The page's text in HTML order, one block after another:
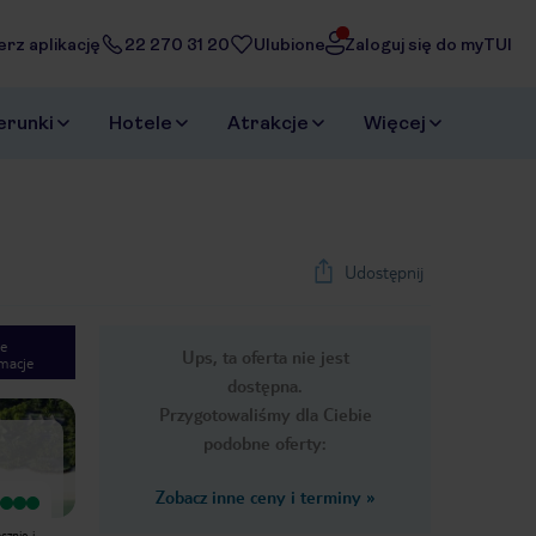
aplikację 22 270 31 20 Ulubione Zaloguj się do myTUI
Hotele Atrakcje Więcej
Udostępnij
Ups, ta oferta nie jest
dostępna.
Przygotowaliśmy dla Ciebie
podobne oferty:
Zobacz inne ceny i terminy »
Next slide
1/16
Wyjątkowy